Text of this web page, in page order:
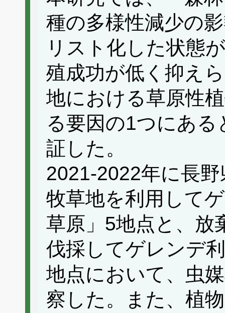
種の多様性減少の
リスト化した状態
殖成功が低く抑え
地における草原性
る要因の1つにあ
証した。
2021-2022年に長
牧草地を利用して
草原」5地点と、放
伐採してゲレンデ
地点において、虫
察した。また、植